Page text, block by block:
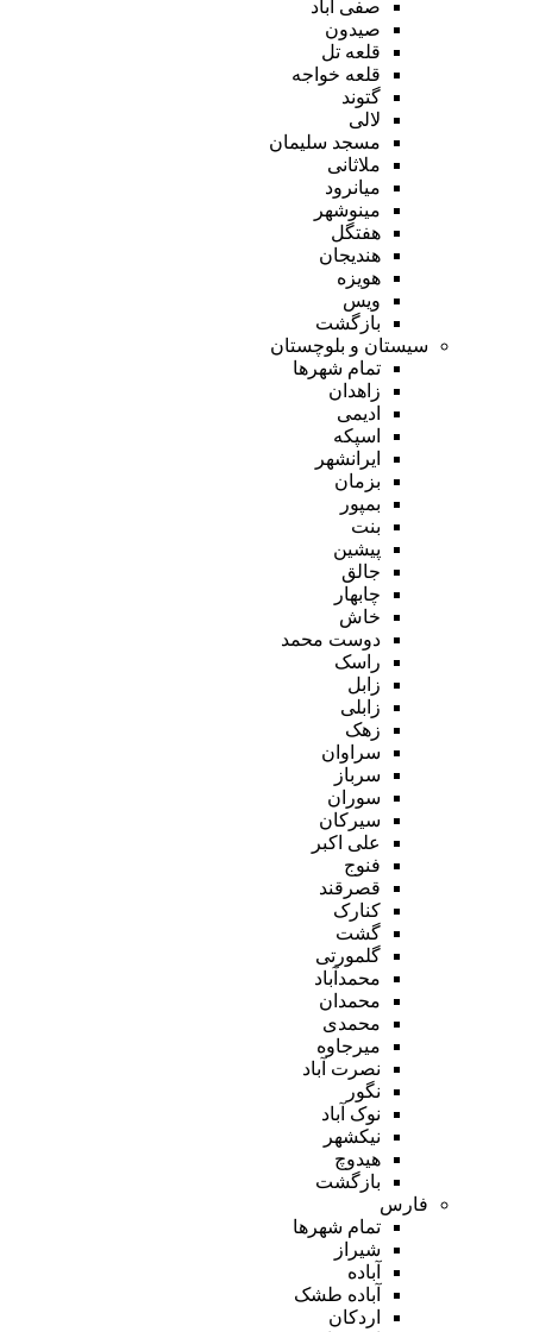
صفی آباد
صیدون
قلعه تل
قلعه خواجه
گتوند
لالی
مسجد سلیمان
ملاثانی
میانرود
مینوشهر
هفتگل
هندیجان
هویزه
ویس
بازگشت
سیستان و بلوچستان
تمام شهر‌ها
زاهدان
ادیمی
اسپکه
ایرانشهر
بزمان
بمپور
بنت
پیشین
جالق
چابهار
خاش
دوست محمد
راسک
زابل
زابلی
زهک
سراوان
سرباز
سوران
سیرکان
علی اکبر
فنوج
قصرقند
کنارک
گشت
گلمورتی
محمدآباد
محمدان
محمدی
میرجاوه
نصرت آباد
نگور
نوک آباد
نیکشهر
هیدوچ
بازگشت
فارس
تمام شهر‌ها
شیراز
آباده
آباده طشک
اردکان